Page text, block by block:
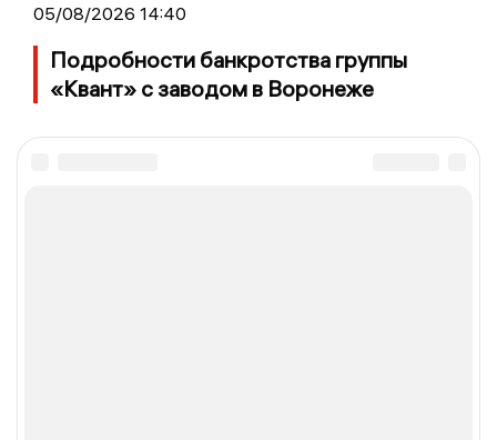
05/08/2026 14:40
Подробности банкротства группы
«Квант» с заводом в Воронеже